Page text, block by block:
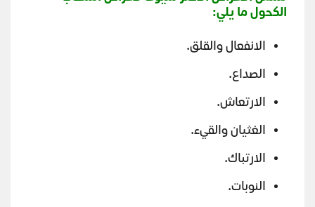
الكحول ما يلي:
الانفعال والقلق.
الصداع.
الارتعاش.
الغثيان والقيء.
الارتباك.
النوبات.